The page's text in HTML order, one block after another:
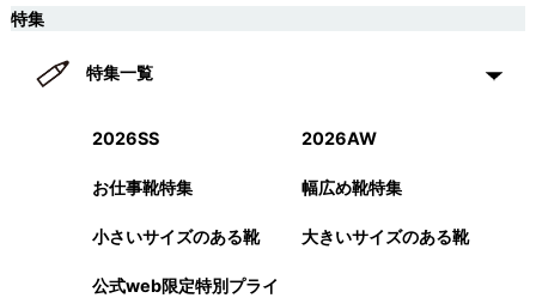
特集
特集一覧
2026SS 2026AW
お仕事靴特集 幅広め靴特集
小さいサイズのある靴 大きいサイズのある靴
公式web限定特別プライ